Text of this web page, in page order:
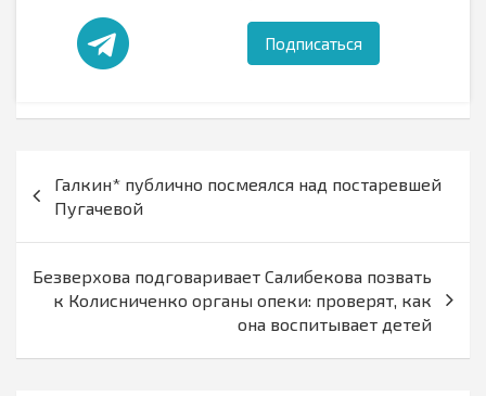
Подписаться
по
записям
Галкин* публично посмеялся над постаревшей
Пугачевой
Безверхова подговаривает Салибекова позвать
к Колисниченко органы опеки: проверят, как
она воспитывает детей